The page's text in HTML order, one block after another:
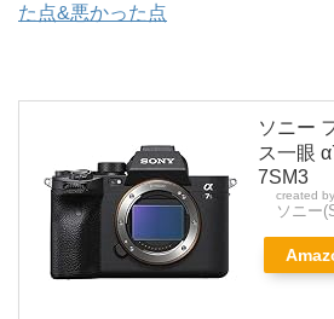
た点&悪かった点
ソニー
ス一眼
7SM3
created by
ソニー